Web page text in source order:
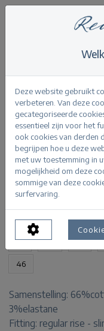
Jimmy
Terug
Jimmy offwhite
BESCHIKBARE
32 34 36
46
Samenstelling:
3%elastane
Fitting: regular rise -
Deze website gebruikt
verbeteren. Van deze
gecategoriseerde
essentieel zijn voor het
ook cookies van derden
begrijpen hoe u deze
met uw toestemming in
mogelijkheid om deze
sommige van deze
surfervaring.